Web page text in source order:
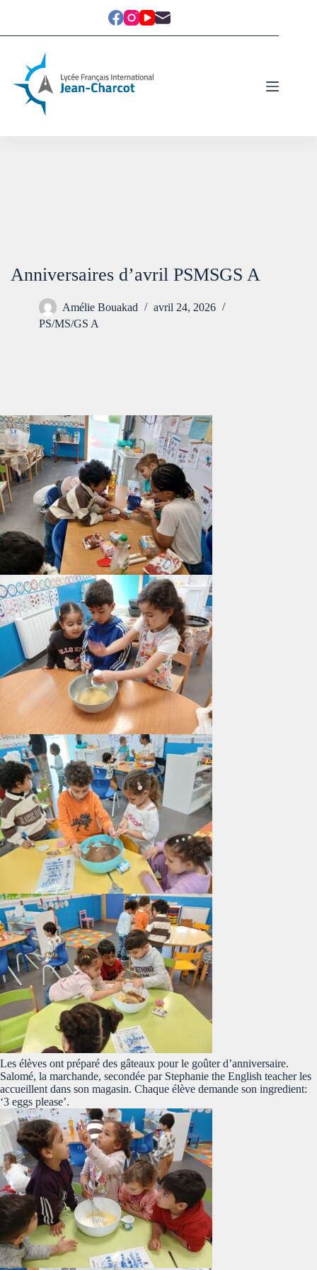
Anniversaires d’avril PSMSGS A
Amélie Bouakad
avril 24, 2026
PS/MS/GS A
Les élèves ont préparé des gâteaux pour le goûter d’anniversaire.
Salomé, la marchande, secondée par Stephanie the English teacher les
accueillent dans son magasin. Chaque élève demande son ingredient:
‘3 eggs please’.